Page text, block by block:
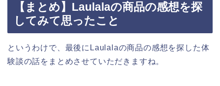
【まとめ】Laulalaの商品の感想を探
してみて思ったこと
というわけで、最後にLaulalaの商品の感想を探した体
験談の話をまとめさせていただきますね。